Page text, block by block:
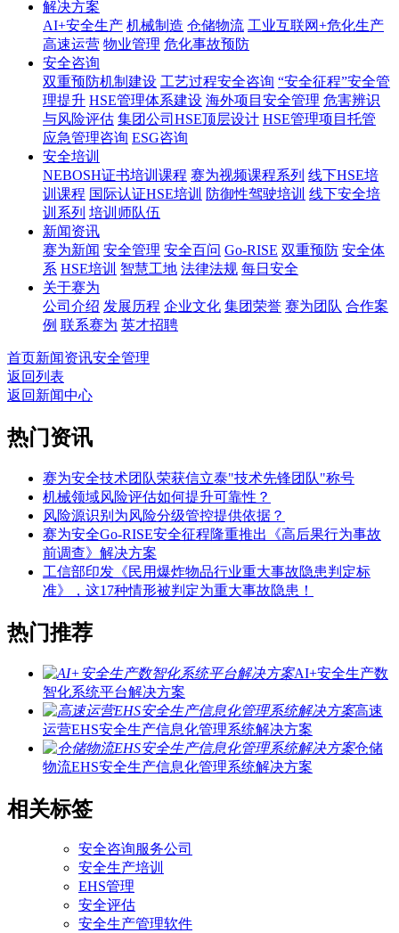
解决方案
AI+安全生产 机械制造 仓储物流 工业互联网+危化生产
高速运营 物业管理 危化事故预防
安全咨询
双重预防机制建设 工艺过程安全咨询 “安全征程”安全管
理提升 HSE管理体系建设 海外项目安全管理 危害辨识
与风险评估 集团公司HSE顶层设计 HSE管理项目托管
应急管理咨询 ESG咨询
安全培训
NEBOSH证书培训课程 赛为视频课程系列 线下HSE培
训课程 国际认证HSE培训 防御性驾驶培训 线下安全培
训系列 培训师队伍
新闻资讯
赛为新闻 安全管理 安全百问 Go-RISE 双重预防 安全体
系 HSE培训 智慧工地 法律法规 每日安全
关于赛为
公司介绍 发展历程 企业文化 集团荣誉 赛为团队 合作案
例 联系赛为 英才招聘
首页新闻资讯安全管理
返回列表
返回新闻中心
热门资讯
赛为安全技术团队荣获信立泰"技术先锋团队"称号
机械领域风险评估如何提升可靠性？
风险源识别为风险分级管控提供依据？
赛为安全Go-RISE安全征程隆重推出《高后果行为事故
前调查》解决方案
工信部印发《民用爆炸物品行业重大事故隐患判定标
准》，这17种情形被判定为重大事故隐患！
热门推荐
AI+安全生产数
智化系统平台解决方案
高速
运营EHS安全生产信息化管理系统解决方案
仓储
物流EHS安全生产信息化管理系统解决方案
相关标签
安全咨询服务公司
安全生产培训
EHS管理
安全评估
安全生产管理软件